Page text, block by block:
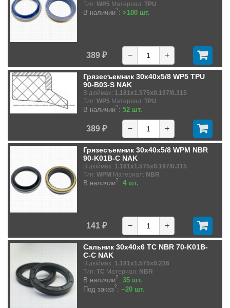
Тип: WP5 Материал: TPU
В наличии?: >100 шт.
389 ₽ − +
Грязесъемник 30x40x5/8 WP5 TPU
90-B03-S NAK
В дюймах: 1.181x1.575x0.197/0.315
Тип: WP5 Материал: TPU
В наличии?: 52 шт.
389 ₽ − +
Грязесъемник 30x40x5/8 WPM NBR
90-K01B-C NAK
В дюймах: 1.181x1.575x0.197/0.315
Тип: WPM Материал: NBR
В наличии?: 4 шт.
141 ₽ − +
Сальник 30x40x6 TC NBR 70-K01B-
C-C NAK
В дюймах: 1.181x1.575x0.236
Тип: TC Материал: NBR
В наличии?: 35 шт.
Под заказ?: ~20 шт.